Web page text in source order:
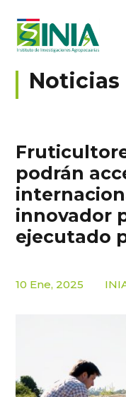
Noticias
podrán
innovador
ejecutado
10 Ene, 2025